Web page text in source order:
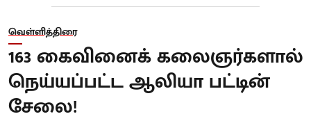
வெள்ளித்திரை
163 கைவினைக் கலைஞர்களால்
நெய்யப்பட்ட ஆலியா பட்டின்
சேலை!